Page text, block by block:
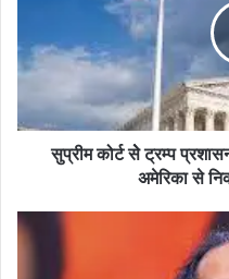
को
वेनेजुएला
के
से
सुप्रीम कोर्ट सेे ट्रम्प
अमेरिका से
कश्मीर